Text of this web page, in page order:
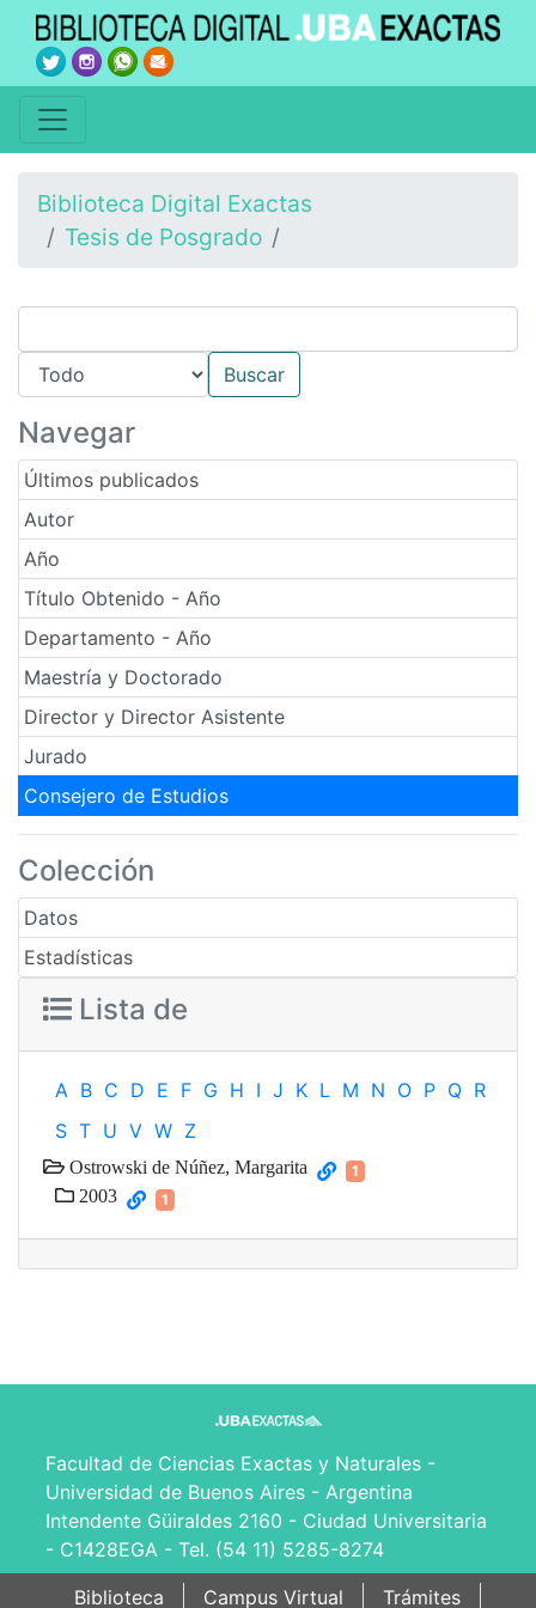
Biblioteca Digital Exactas
Tesis de Posgrado
Navegar
Últimos publicados
Autor
Año
Título Obtenido - Año
Departamento - Año
Maestría y Doctorado
Director y Director Asistente
Jurado
Consejero de Estudios
Colección
Datos
Estadísticas
Lista de
A B C D E F G H I J K L M N O P Q R
S T U V W Z
Ostrowski de Núñez, Margarita 1
2003 1
Facultad de Ciencias Exactas y Naturales -
Universidad de Buenos Aires - Argentina
Intendente Güiraldes 2160 - Ciudad Universitaria
- C1428EGA - Tel. (54 11) 5285-8274
Biblioteca
Campus Virtual Trámites